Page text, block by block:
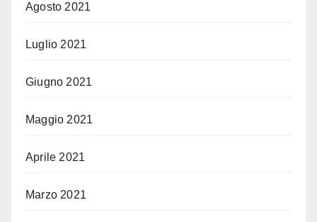
Agosto 2021
Luglio 2021
Giugno 2021
Maggio 2021
Aprile 2021
Marzo 2021